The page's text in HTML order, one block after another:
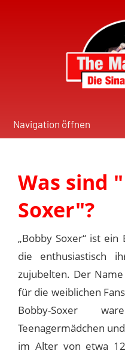
Navigation öffnen
Was sind
Soxer"?
„Bobby Soxer“ ist
die enthusiastisch
zujubelten. Der
für die weiblichen
Bobby-Soxer
Teenagermädchen
im Alter von etwa